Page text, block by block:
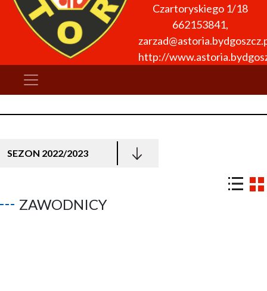
Czartoryskiego 1/18
662153841,
http://
SEZON 2022/2023
ZAWODNICY